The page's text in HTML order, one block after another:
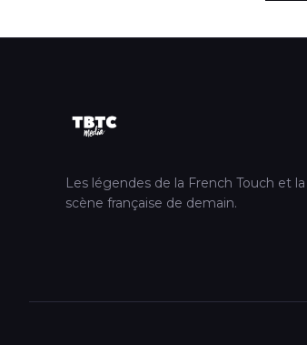
Les légendes de la French Touch et la
scène française de demain.